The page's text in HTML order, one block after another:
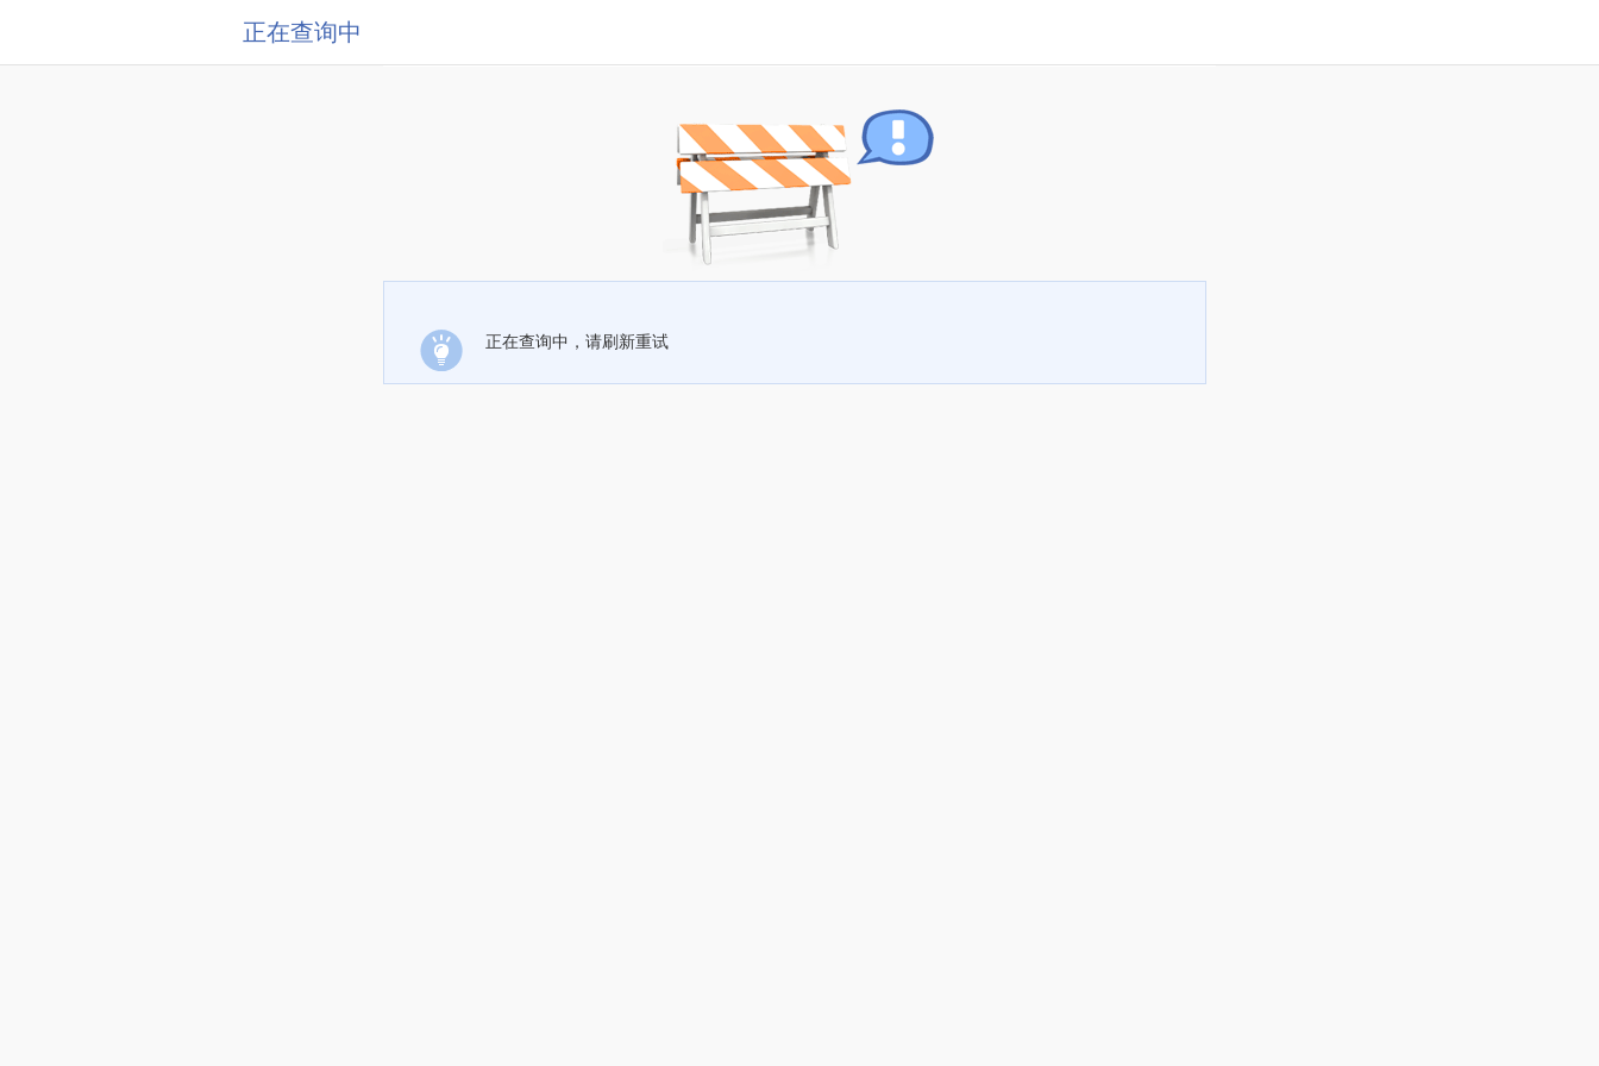
正在查询中
正在查询中，请刷新重试